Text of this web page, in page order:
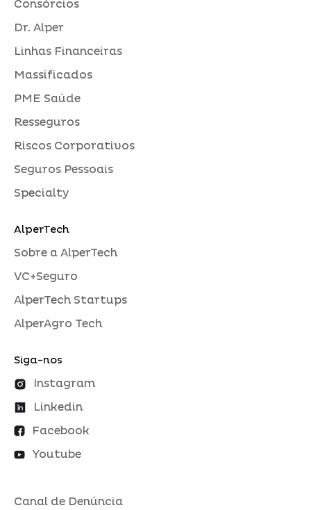
Consórcios
Dr. Alper
Linhas Financeiras
Massificados
PME Saúde
Resseguros
Riscos Corporativos
Seguros Pessoais
Specialty
AlperTech
Sobre a AlperTech
VC+Seguro
AlperTech Startups
AlperAgro Tech
Siga-nos
Instagram
Linkedin
Facebook
Youtube
Canal de Denúncia